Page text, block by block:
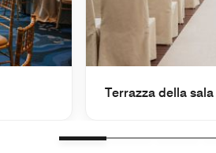
Terrazza della